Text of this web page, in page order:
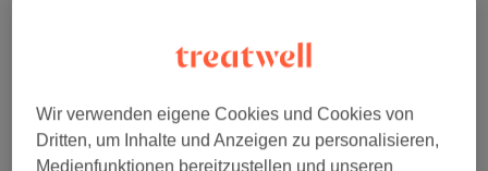
Mittwoch
09:00– 20:00
Donnerstag
09:00–20:00
Wir verwenden eigene Cookies und Cookies von
Dritten, um Inhalte und Anzeigen zu personalisieren,
Medienfunktionen bereitzustellen und unseren